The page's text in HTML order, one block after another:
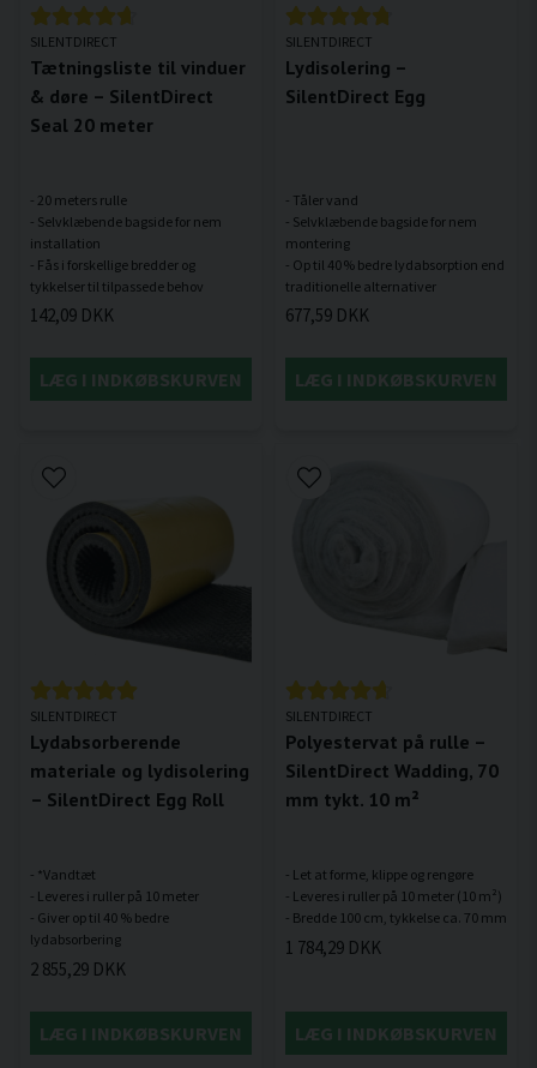
SILENTDIRECT
Tætningsliste til vinduer
& døre – SilentDirect
Seal 20 meter
- 20 meters rulle
- Selvklæbende bagside for nem
installation
- Fås i forskellige bredder og
142,09 DKK
LÆG I INDKØBSKURVEN
SILENTDIRECT
Lydisolering –
SilentDirect Egg
- Tåler vand
- Selvklæbende bagside for nem
montering
- Op til 40 % bedre lydabsorption end
677,59 DKK
LÆG I INDKØBSKURVEN
SILENTDIRECT
Lydabsorberende
materiale og lydisolering
– SilentDirect Egg Roll
- *Vandtæt
- Leveres i ruller på 10 meter
- Giver op til 40 % bedre
2 855,29 DKK
LÆG I INDKØBSKURVEN
SILENTDIRECT
Polyestervat på rulle –
SilentDirect Wadding, 70
mm tykt. 10 m²
- Let at forme, klippe og rengøre
- Leveres i ruller på 10 meter (10 m²)
1 784,29 DKK
LÆG I INDKØBSKURVEN